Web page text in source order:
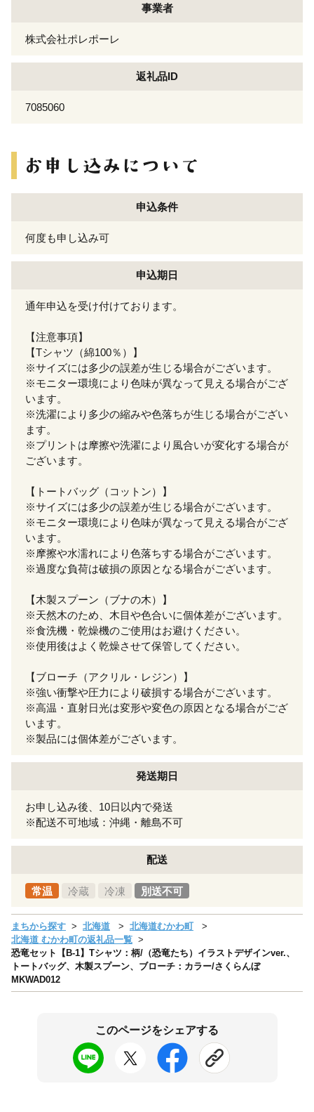
事業者
株式会社ポレポーレ
返礼品ID
7085060
申込条件
何度も申し込み可
申込期日
通年申込を受け付けております。
【注意事項】
【Tシャツ（綿100％）】
※サイズには多少の誤差が生じる場合がございます。
※モニター環境により色味が異なって見える場合がござ
います。
※洗濯により多少の縮みや色落ちが生じる場合がござい
ます。
※プリントは摩擦や洗濯により風合いが変化する場合が
ございます。
【トートバッグ（コットン）】
※サイズには多少の誤差が生じる場合がございます。
※モニター環境により色味が異なって見える場合がござ
います。
※摩擦や水濡れにより色落ちする場合がございます。
※過度な負荷は破損の原因となる場合がございます。
【木製スプーン（ブナの木）】
※天然木のため、木目や色合いに個体差がございます。
※食洗機・乾燥機のご使用はお避けください。
※使用後はよく乾燥させて保管してください。
【ブローチ（アクリル・レジン）】
※強い衝撃や圧力により破損する場合がございます。
※高温・直射日光は変形や変色の原因となる場合がござ
います。
※製品には個体差がございます。
発送期日
お申し込み後、10日以内で発送
※配送不可地域：沖縄・離島不可
配送
常温 冷蔵 冷凍 別送不可
まちから探す 北海道
北海道むかわ町
北海道 むかわ町の返礼品一覧
恐竜セット【B-1】Tシャツ：柄/（恐竜たち）イラストデザインver.、
トートバッグ、木製スプーン、ブローチ：カラー/さくらんぼ
MKWAD012
このページをシェアする